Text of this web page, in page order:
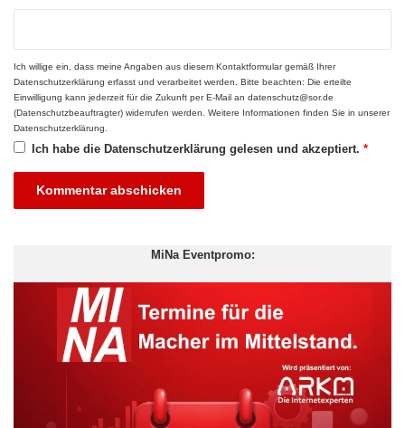
Diese Aussage verdeutlicht den Paradigmenwechsel in der
Marketingbudgetierung. Während klassische
Werbemaßnahmen oft schwer messbare Streuverluste
aufweisen, lässt sich der Erfolg von Videomarketing anhand
welche Videoformate für welche Ziele am besten geeignet sind.
Diese Herangehensweise ermöglicht es dem Mittelstand,
Marketingbudgets gezielt einzusetzen und das richtige Format
für die passenden Ergebnisse zu wählen.
Lokale Kompetenz: Warum die
Ich willige ein, dass meine Angaben aus diesem Kontaktformular gemäß Ihrer
Datenschutzerklärung erfasst und verarbeitet werden. Bitte beachten: Die erteilte
Einwilligung kann jederzeit für die Zukunft per E-Mail an datenschutz@sor.de
(Datenschutzbeauftragter) widerrufen werden. Weitere Informationen finden Sie in unserer
Datenschutzerklärung
Ich habe die Datenschutzerklärung gelesen und akzeptiert. *
MiNa Eventpromo: